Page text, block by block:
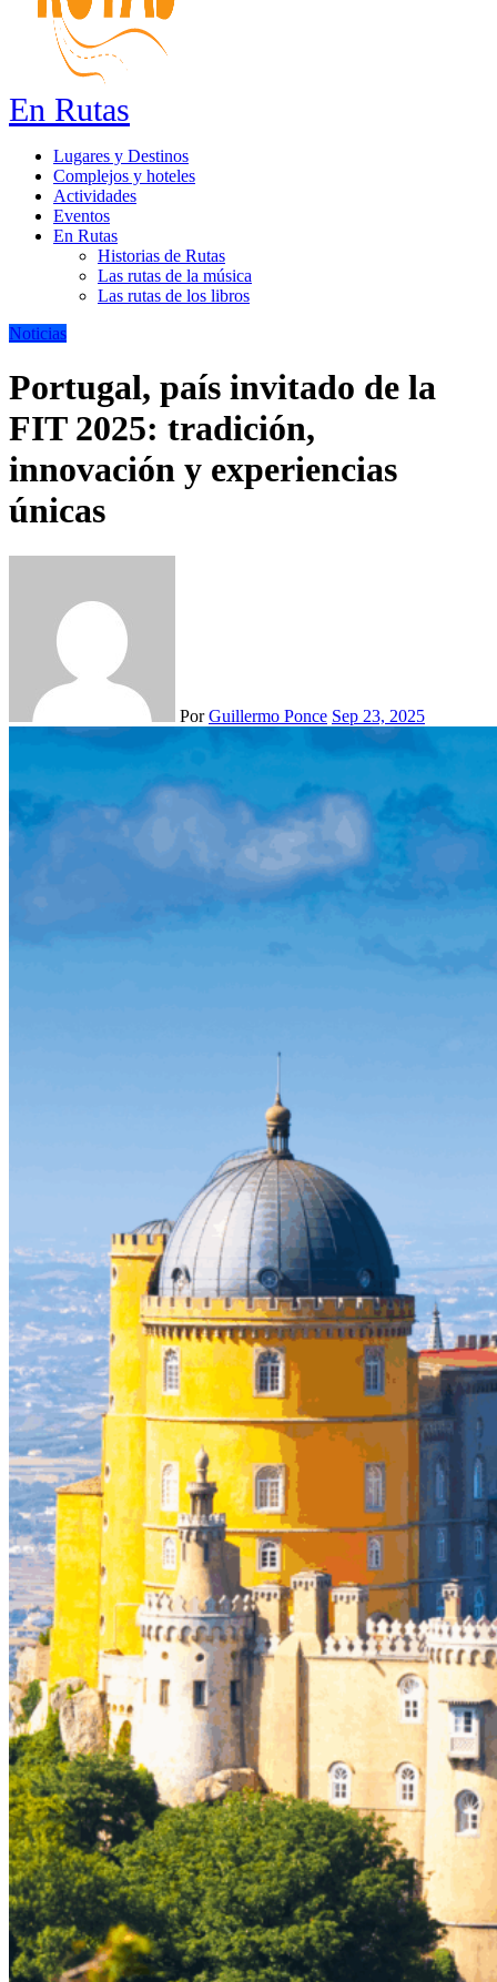
En Rutas
Lugares y Destinos
Complejos y hoteles
Actividades
Eventos
En Rutas
Historias de Rutas
Las rutas de la música
Las rutas de los libros
Noticias
Portugal, país invitado de la
FIT 2025: tradición,
innovación y experiencias
únicas
PorGuillermo Ponce Sep 23, 2025